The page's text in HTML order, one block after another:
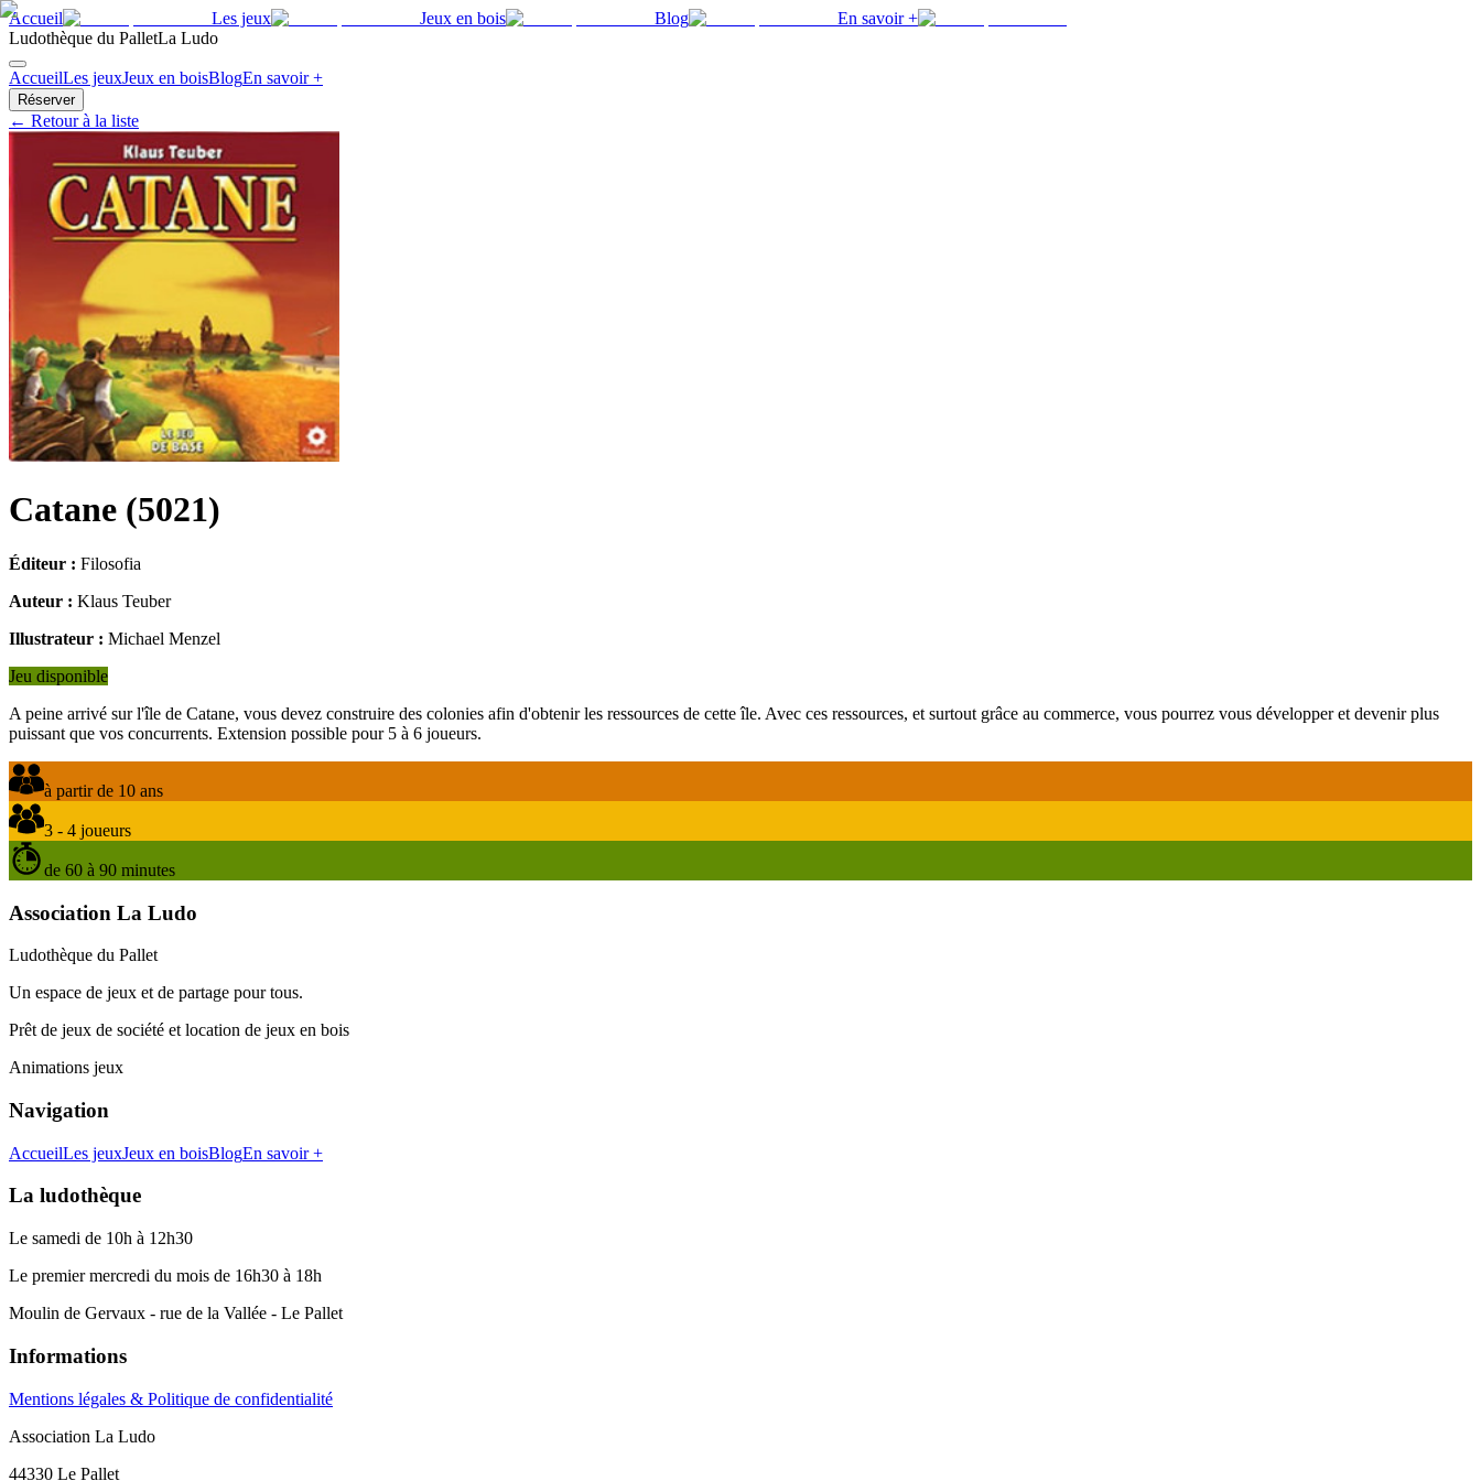
Accueil Les jeux Jeux en bois Blog
En savoir +
Ludothèque du PalletLa Ludo
AccueilLes jeuxJeux en boisBlogEn savoir +
Réserver
← Retour à la liste
Catane (5021)
Éditeur : Filosofia
Auteur : Klaus Teuber
Illustrateur : Michael Menzel
Jeu disponible
A peine arrivé sur l'île de Catane, vous devez construire des colonies afin d'obtenir les ressources de cette île. Avec ces ressources, et surtout grâce au commerce, vous pourrez vous développer et devenir plus
puissant que vos concurrents. Extension possible pour 5 à 6 joueurs.
à partir de 10 ans
3 - 4 joueurs
de 60 à 90 minutes
Association La Ludo
Ludothèque du Pallet
Un espace de jeux et de partage pour tous.
Prêt de jeux de société et location de jeux en bois
Animations jeux
Navigation
AccueilLes jeuxJeux en boisBlogEn savoir +
La ludothèque
Le samedi de 10h à 12h30
Le premier mercredi du mois de 16h30 à 18h
Moulin de Gervaux - rue de la Vallée - Le Pallet
Informations
Mentions légales & Politique de confidentialité
Association La Ludo
44330 Le Pallet